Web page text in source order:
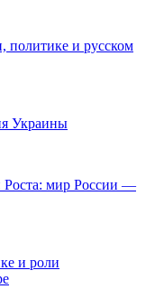
политике и русском
Украины
мир России —
и роли